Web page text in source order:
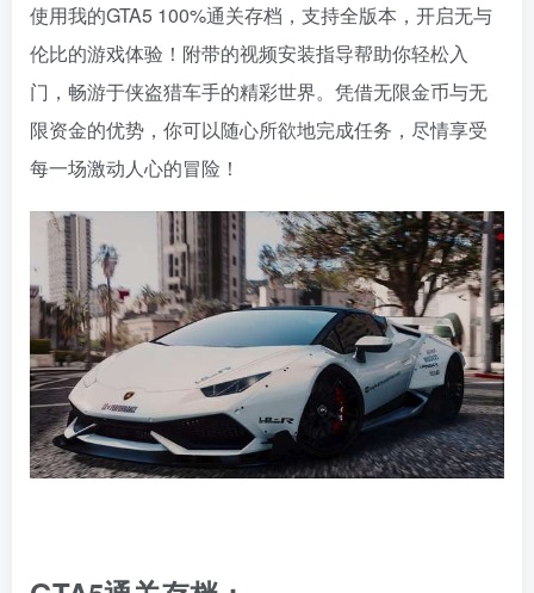
使用我的GTA5 100%通关存档，支持全版本，开启无与
伦比的游戏体验！附带的视频安装指导帮助你轻松入
门，畅游于侠盗猎车手的精彩世界。凭借无限金币与无
限资金的优势，你可以随心所欲地完成任务，尽情享受
每一场激动人心的冒险！